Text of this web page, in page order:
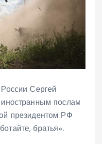
Сергей
послам
президентом РФ
братья».